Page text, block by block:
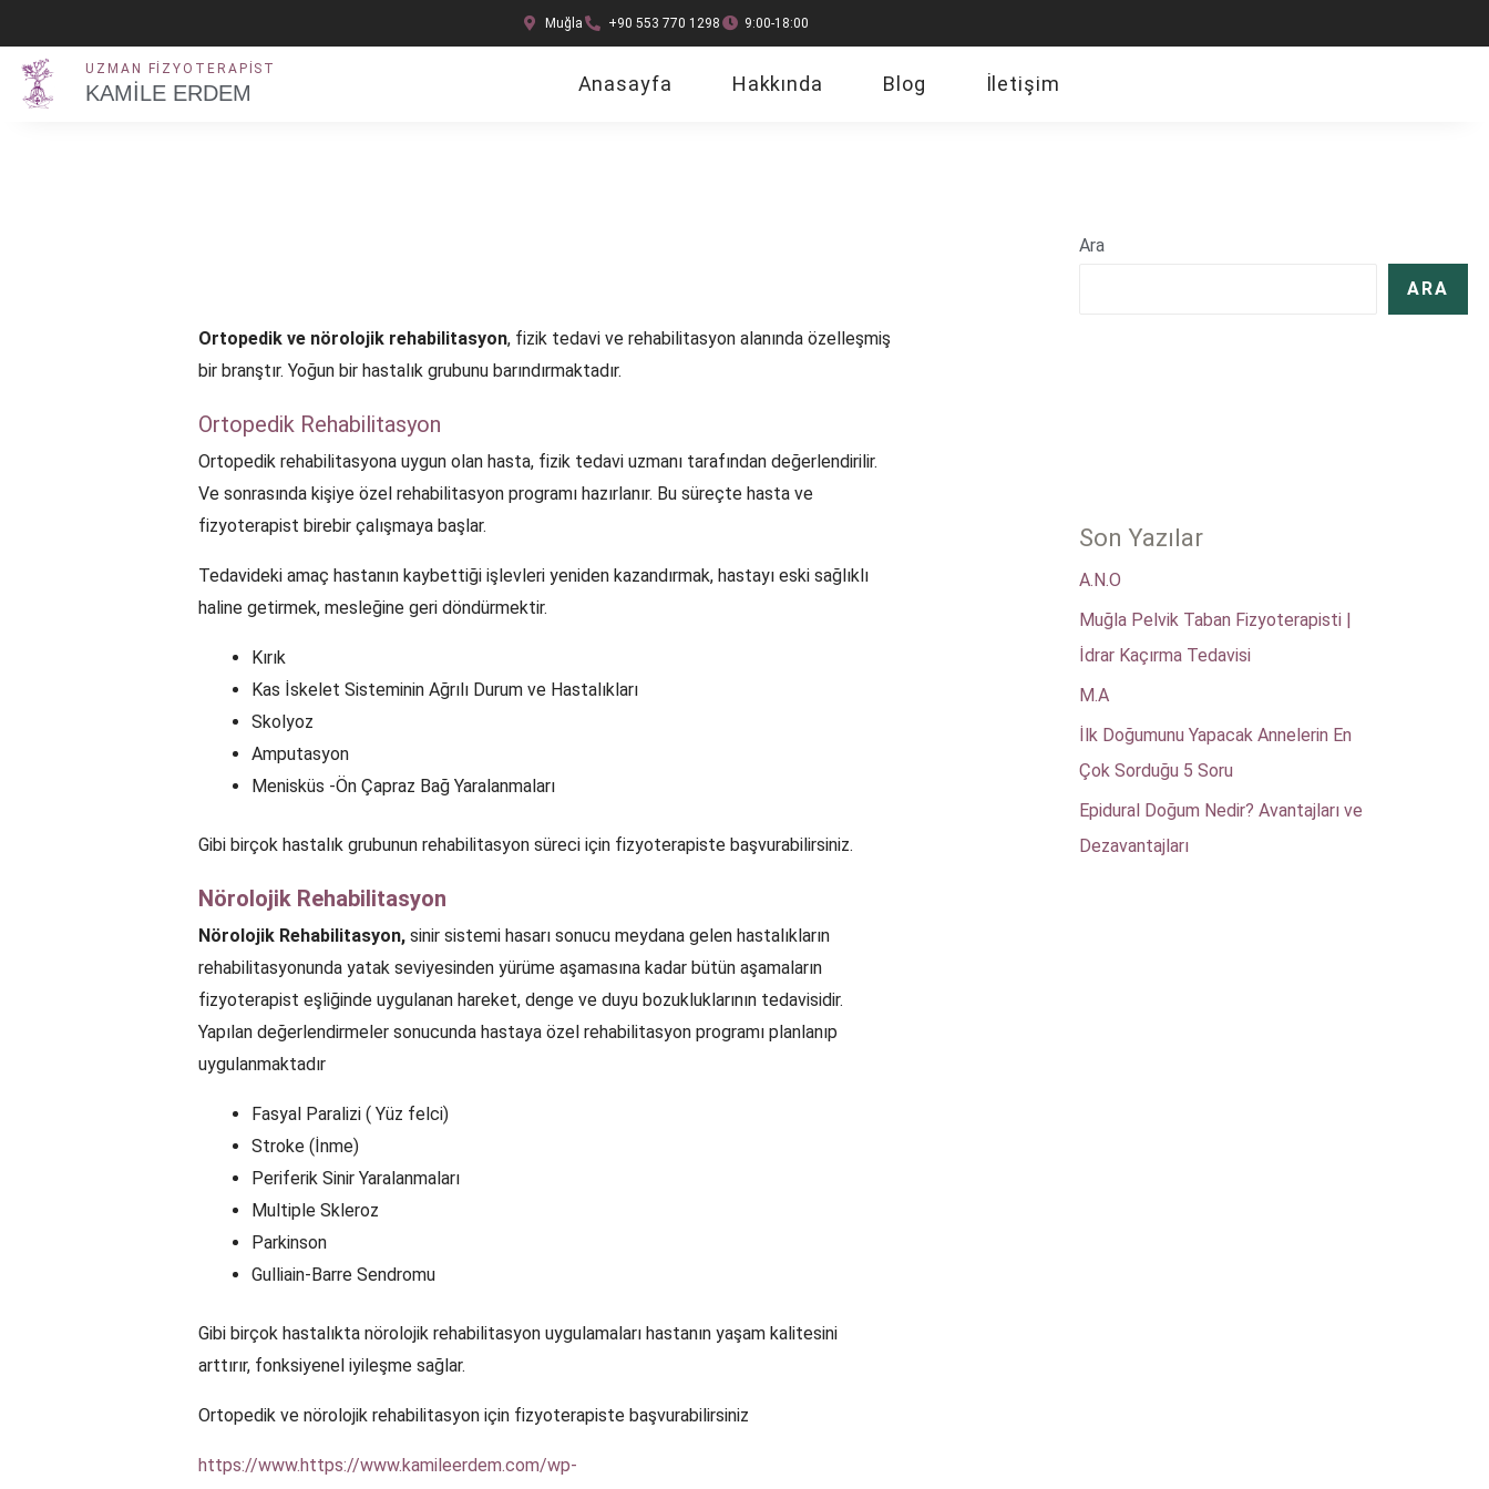
atla
Muğla +90 553 770 1298 9:00-18:00
UZMAN FIZYOTERAPIST
KAMİLE ERDEM Anasayfa Hakkında Blog İletişim
Ortopedik ve nörolojik rehabilitasyon, fizik tedavi ve rehabilitasyon alanında özelleşmiş
bir branştır. Yoğun bir hastalık grubunu barındırmaktadır.
Ortopedik Rehabilitasyon
Ortopedik rehabilitasyona uygun olan hasta, fizik tedavi uzmanı tarafından değerlendirilir.
Ve sonrasında kişiye özel rehabilitasyon programı hazırlanır. Bu süreçte hasta ve
fizyoterapist birebir çalışmaya başlar.
Tedavideki amaç hastanın kaybettiği işlevleri yeniden kazandırmak, hastayı eski sağlıklı
haline getirmek, mesleğine geri döndürmektir.
Kırık
Kas İskelet Sisteminin Ağrılı Durum ve Hastalıkları
Skolyoz
Amputasyon
Menisküs -Ön Çapraz Bağ Yaralanmaları
Gibi birçok hastalık grubunun rehabilitasyon süreci için fizyoterapiste başvurabilirsiniz.
Nörolojik Rehabilitasyon
Nörolojik Rehabilitasyon,sinir sistemi hasarı sonucu meydana gelen hastalıkların
rehabilitasyonunda yatak seviyesinden yürüme aşamasına kadar bütün aşamaların
fizyoterapist eşliğinde uygulanan hareket, denge ve duyu bozukluklarının tedavisidir.
Yapılan değerlendirmeler sonucunda hastaya özel rehabilitasyon programı planlanıp
uygulanmaktadır
Fasyal Paralizi ( Yüz felci)
Stroke (İnme)
Periferik Sinir Yaralanmaları
Multiple Skleroz
Parkinson
Gulliain-Barre Sendromu
Gibi birçok hastalıkta nörolojik rehabilitasyon uygulamaları hastanın yaşam kalitesini
arttırır, fonksiyenel iyileşme sağlar.
Ortopedik ve nörolojik rehabilitasyon için fizyoterapiste başvurabilirsiniz
https://www.https://www.kamileerdem.com/wp-
Ara
ARA
Son Yazılar
A.N.O
Muğla Pelvik Taban Fizyoterapisti |
İdrar Kaçırma Tedavisi
M.A
İlk Doğumunu Yapacak Annelerin En
Çok Sorduğu 5 Soru
Epidural Doğum Nedir? Avantajları ve
Dezavantajları